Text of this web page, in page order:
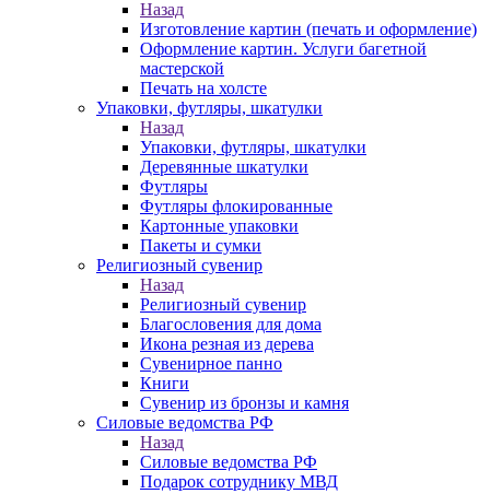
Назад
Изготовление картин (печать и оформление)
Оформление картин. Услуги багетной
мастерской
Печать на холсте
Упаковки, футляры, шкатулки
Назад
Упаковки, футляры, шкатулки
Деревянные шкатулки
Футляры
Футляры флокированные
Картонные упаковки
Пакеты и сумки
Религиозный сувенир
Назад
Религиозный сувенир
Благословения для дома
Икона резная из дерева
Сувенирное панно
Книги
Сувенир из бронзы и камня
Силовые ведомства РФ
Назад
Силовые ведомства РФ
Подарок сотруднику МВД